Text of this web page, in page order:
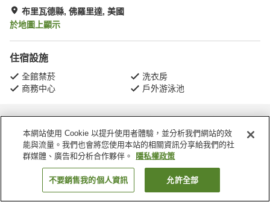
布里瓦德縣, 佛羅里達, 美國
於地圖上顯示
住宿設施
全館禁菸
洗衣房
商務中心
戶外游泳池
首頁 美國 佛羅里達 布里瓦德縣 墨爾本溫德姆戴斯飯店
找客房
本網站使用 Cookie 以提升使用者體驗，並分析我們網站的效
能與流量。我們也會將您使用本站的相關資訊分享給我們的社
群媒體、廣告和分析合作夥伴。
隱私權政策
不要銷售我的個人資訊 允許全部